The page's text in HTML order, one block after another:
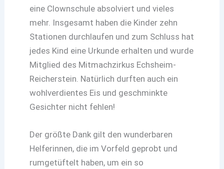
eine Clownschule absolviert und vieles
mehr. Insgesamt haben die Kinder zehn
Stationen durchlaufen und zum Schluss hat
jedes Kind eine Urkunde erhalten und wurde
Mitglied des Mitmachzirkus Echsheim-
Reicherstein. Natürlich durften auch ein
wohlverdientes Eis und geschminkte
Gesichter nicht fehlen!
Der größte Dank gilt den wunderbaren
Helferinnen, die im Vorfeld geprobt und
rumgetüftelt haben, um ein so